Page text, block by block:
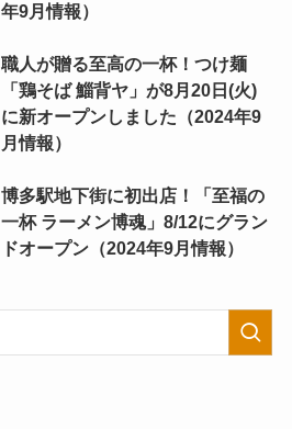
年9月情報）
職人が贈る至高の一杯！つけ麺
「鶏そば 鯔背ヤ」が8月20日(火)
に新オープンしました（2024年9
月情報）
博多駅地下街に初出店！「至福の
一杯 ラーメン博魂」8/12にグラン
ドオープン（2024年9月情報）